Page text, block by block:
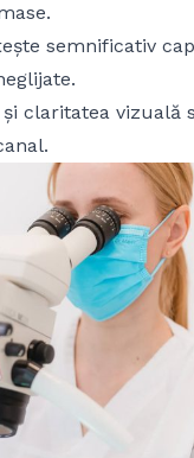
semnificativ
claritatea vizuală